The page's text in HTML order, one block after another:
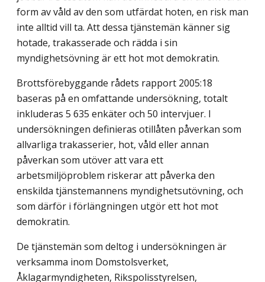
form av våld av den som utfärdat hoten, en risk man
inte alltid vill ta. Att dessa tjänstemän känner sig
hotade, trakasserade och rädda i sin
myndighetsövning är ett hot mot demokratin.
Brottsförebyggande rådets rapport 2005:18
baseras på en omfattande undersökning, totalt
inkluderas 5 635 enkäter och 50 intervjuer. I
undersökningen definieras otillåten påverkan som
allvarliga trakasserier, hot, våld eller annan
påverkan som utöver att vara ett
arbetsmiljöproblem riskerar att påverka den
enskilda tjänstemannens myndighetsutövning, och
som därför i förlängningen utgör ett hot mot
demokratin.
De tjänstemän som deltog i undersökningen är
verksamma inom Domstolsverket,
Åklagarmyndigheten, Rikspolisstyrelsen,